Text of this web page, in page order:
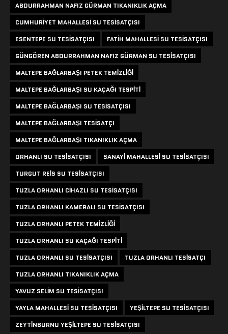
ABDURRAHMAN NAFIZ GÜRMAN TIKANIKLIK AÇMA
CUMHURIYET MAHALLESI SU TESISATÇISI
ESENTEPE SU TESISATÇISI
FATIH MAHALLESI SU TESISATÇISI
GÜNGÖREN ABDURRAHMAN NAFIZ GÜRMAN SU TESISATÇISI
MALTEPE BAĞLARBAŞI PETEK TEMIZLIĞI
MALTEPE BAĞLARBAŞI SU KAÇAĞI TESPITI
MALTEPE BAĞLARBAŞI SU TESISATÇISI
MALTEPE BAĞLARBAŞI TESISATÇI
MALTEPE BAĞLARBAŞI TIKANIKLIK AÇMA
ORHANLI SU TESISATÇISI
SANAYI MAHALLESI SU TESISATÇISI
TURGUT REIS SU TESISATÇISI
TUZLA ORHANLI CIHAZLI SU TESISATÇISI
TUZLA ORHANLI KAMERALI SU TESISATÇISI
TUZLA ORHANLI PETEK TEMIZLIĞI
TUZLA ORHANLI SU KAÇAĞI TESPITI
TUZLA ORHANLI SU TESISATÇISI
TUZLA ORHANLI TESISATÇI
TUZLA ORHANLI TIKANIKLIK AÇMA
YAVUZ SELIM SU TESISATÇISI
YAYLA MAHALLESI SU TESISATÇISI
YEŞILTEPE SU TESISATÇISI
ZEYTINBURNU YEŞILTEPE SU TESISATÇISI